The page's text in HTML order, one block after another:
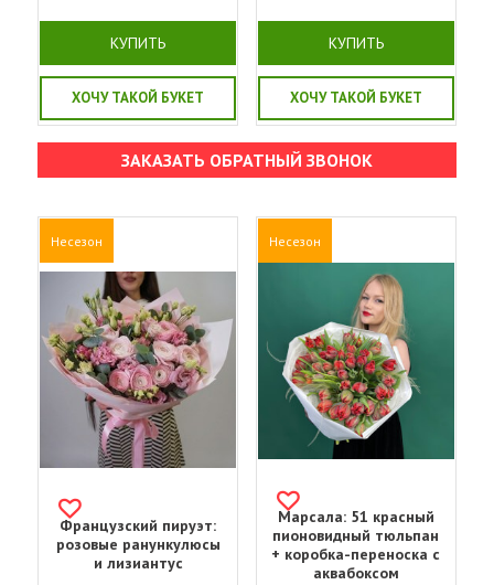
КУПИТЬ
ХОЧУ ТАКОЙ БУКЕТ
КУПИТЬ
ХОЧУ ТАКОЙ БУКЕТ
ЗАКАЗАТЬ ОБРАТНЫЙ ЗВОНОК
Несезон
Французский пируэт:
розовые ранункулюсы
и лизиантус
Несезон
Марсала: 51 красный
пионовидный тюльпан
+ коробка-переноска с
аквабоксом